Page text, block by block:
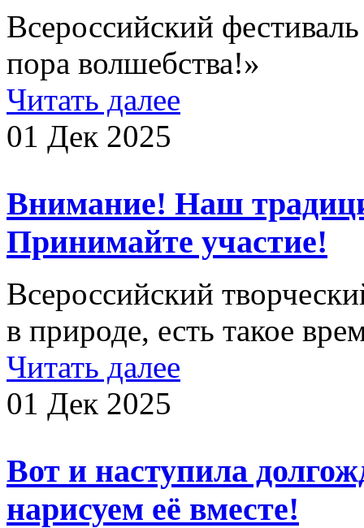
Всероссийский
пора волшебства!»
Читать далее
01 Дек 2025
Внимание! Наш
Принимайте участие!
Всероссийский
в природе, есть такое
Читать далее
01 Дек 2025
Вот и наступила
нарисуем её вместе!